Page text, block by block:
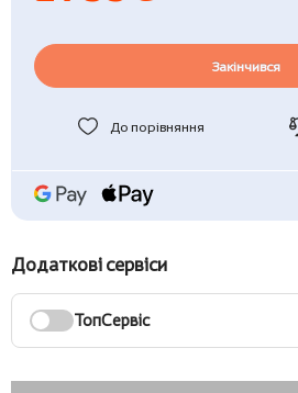
Закінчився
До порівняння
Додаткові сервіси
ТопСервіс